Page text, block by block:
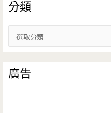
分類
類
廣告